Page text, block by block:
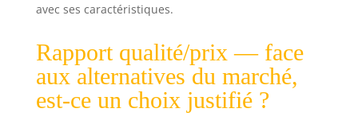
plus longue
possible.
ASTRALPOOL, LA
MARQUE DE
avec ses caractéristiques.
Rapport qualité/prix — face
aux alternatives du marché,
est-ce un choix justifié ?